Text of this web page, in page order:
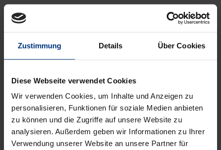
Zustimmung Details Über Cookies
Diese Webseite verwendet Cookies
Wir verwenden Cookies, um Inhalte und Anzeigen zu
personalisieren, Funktionen für soziale Medien anbieten
zu können und die Zugriffe auf unsere Website zu
analysieren. Außerdem geben wir Informationen zu Ihrer
Verwendung unserer Website an unsere Partner für
Beschreibung
Die Herausbildung der Personalpolitik in
Interessenträger. Als Ausgangspunkt der
Untersuchung dient die Frage, wie Unternehmen
auf Veränderungsimpulse reagieren, die geeignet
sind, die Grundlagen der jeweiligen Personalpolitik